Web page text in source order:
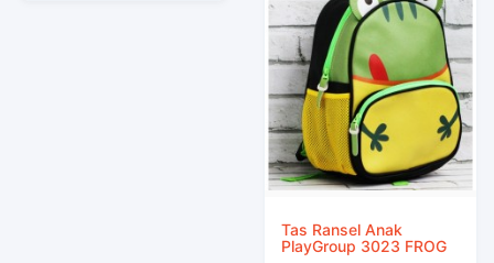
Tas Ransel Anak
PlayGroup 3023 FROG